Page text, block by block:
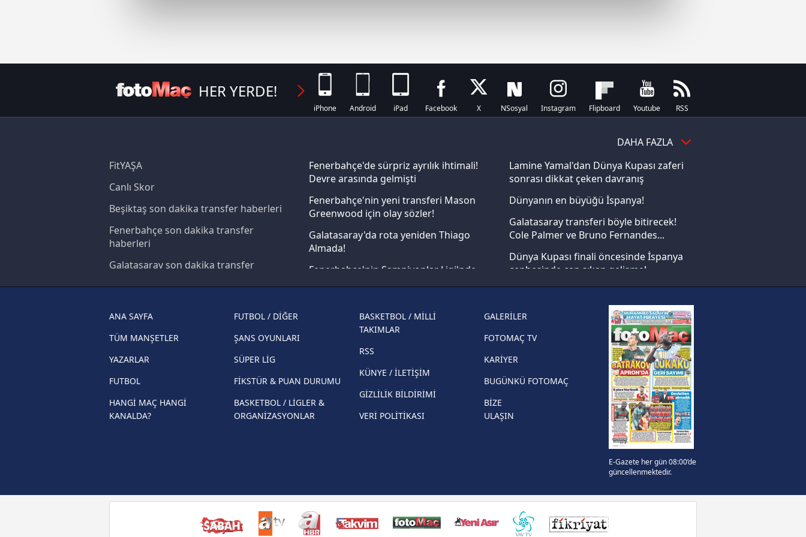
Çerezlere ilişkin tercihlerinizi aşağıda yer alan panel vasıtasıyla belirleyebilirsiniz. Çerezlere ilişkin detaylı bilgi için Ayarlar
HER YERDE!
iPhone Android iPad Facebook X NSosyal Instagram Flipboard Youtube RSS
DAHA FAZLA
FitYAŞA
Canlı Skor
Beşiktaş son dakika transfer haberleri
Fenerbahçe son dakika transfer
haberleri
Galatasaray son dakika transfer
haberleri
Trendyol Süper Lig haberleri
Ziraat Türkiye Kupası haberleri
UEFA Şampiyonlar Ligi haberleri
UEFA Avrupa Ligi haberleri
UEFA Konferans Ligi haberleri
Fenerbahçe'de sürpriz ayrılık ihtimali!
Devre arasında gelmişti
Fenerbahçe'nin yeni transferi Mason
Greenwood için olay sözler!
Galatasaray'da rota yeniden Thiago
Almada!
Fenerbahçe'nin Şampiyonlar Ligi'nde
İspanya-Arjantin finalinin ardından dış
basından gündem olan manşetler!
Beşiktaş'ın UEFA Avrupa Ligi'nde 3. Ön
Eleme Turu muhtemel rakipleri belli oldu!
Lamine Yamal'dan Dünya Kupası zaferi
sonrası dikkat çeken davranış
Dünyanın en büyüğü İspanya!
Galatasaray transferi böyle bitirecek!
Cole Palmer ve Bruno Fernandes...
Dünya Kupası finali öncesinde İspanya
cephesinde can sıkan gelişme!
2026 FIFA Dünya Kupası'nı kazanana
şampiyonluk yüzüğü verilecek
Hernan Crespo, Meksika Ligi
ekiplerinden Atlas'ın yeni teknik
ANA SAYFA
TÜM MANŞETLER
YAZARLAR
FUTBOL
HANGİ MAÇ HANGİ
KANALDA?
FUTBOL / DİĞER
ŞANS OYUNLARI
SÜPER LİG
FİKSTÜR & PUAN DURUMU
BASKETBOL / LİGLER &
ORGANİZASYONLAR
BASKETBOL / MİLLİ
TAKIMLAR
RSS
KÜNYE / İLETİŞİM
GİZLİLİK BİLDİRİMİ
VERİ POLİTİKASI
GALERİLER
FOTOMAÇ TV
KARİYER
BUGÜNKÜ FOTOMAÇ
BİZE
ULAŞIN
E-Gazete her gün 08:00’de
güncellenmektedir.